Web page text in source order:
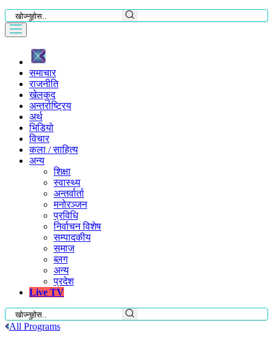
समाचार
राजनीति
खेलकुद
अन्तर्राष्ट्रिय
अर्थ
भिडियो
विचार
कला / साहित्य
अन्य
शिक्षा
स्वास्थ्य
अन्तर्वार्ता
मनोरञ्जन
प्रविधि
निर्वाचन विशेष
सम्पादकीय
समाज
ब्लग
अन्य
प्रदेश
Live TV
All Programs